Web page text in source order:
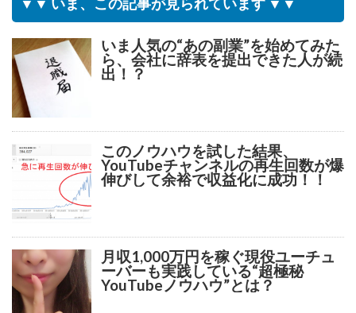
いま人気の“あの副業”を始めてみた
ら、会社に辞表を提出できた人が続
出！？
このノウハウを試した結果、
YouTubeチャンネルの再生回数が爆
伸びして余裕で収益化に成功！！
月収1,000万円を稼ぐ現役ユーチュ
ーバーも実践している“超極秘
YouTubeノウハウ”とは？